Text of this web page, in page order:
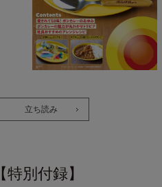
立ち読み
【特別付録】